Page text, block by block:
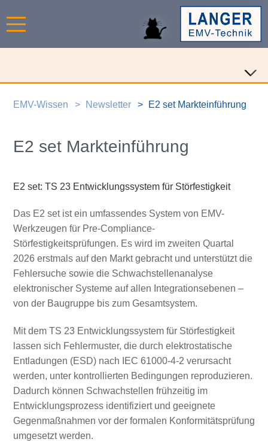
EMV-Wissen Newsletter E2 set Markteinführung
E2 set Markteinführung
E2 set: TS 23 Entwicklungssystem für Störfestigkeit
Das E2 set ist ein umfassendes System von EMV-
Werkzeugen für Pre-Compliance-
Störfestigkeitsprüfungen. Es wird im zweiten Quartal
2026 erstmals auf den Markt gebracht und unterstützt die
Fehlersuche sowie die Schwachstellenanalyse
elektronischer Systeme auf allen Integrationsebenen –
von der Baugruppe bis zum Gesamtsystem.
Mit dem TS 23 Entwicklungssystem für Störfestigkeit
lassen sich Fehlermuster, die durch elektrostatische
Entladungen (ESD) nach IEC 61000-4-2 verursacht
werden, unter kontrollierten Bedingungen reproduzieren.
Dadurch können Schwachstellen frühzeitig im
Entwicklungsprozess identifiziert und geeignete
Gegenmaßnahmen vor der formalen Konformitätsprüfung
umgesetzt werden.